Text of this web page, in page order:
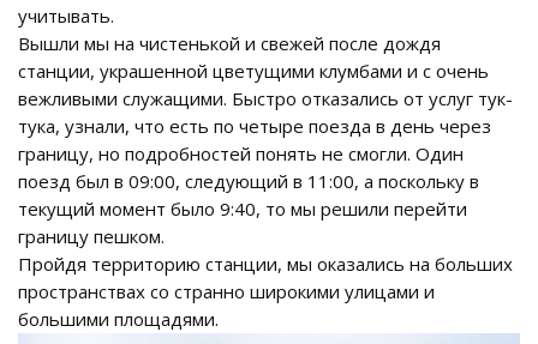
учитывать.
Вышли мы на чистенькой и свежей после дождя
станции, украшенной цветущими клумбами и с очень
вежливыми служащими. Быстро отказались от услуг тук-
тука, узнали, что есть по четыре поезда в день через
границу, но подробностей понять не смогли. Один
поезд был в 09:00, следующий в 11:00, а поскольку в
текущий момент было 9:40, то мы решили перейти
границу пешком.
Пройдя территорию станции, мы оказались на больших
пространствах со странно широкими улицами и
большими площадями.